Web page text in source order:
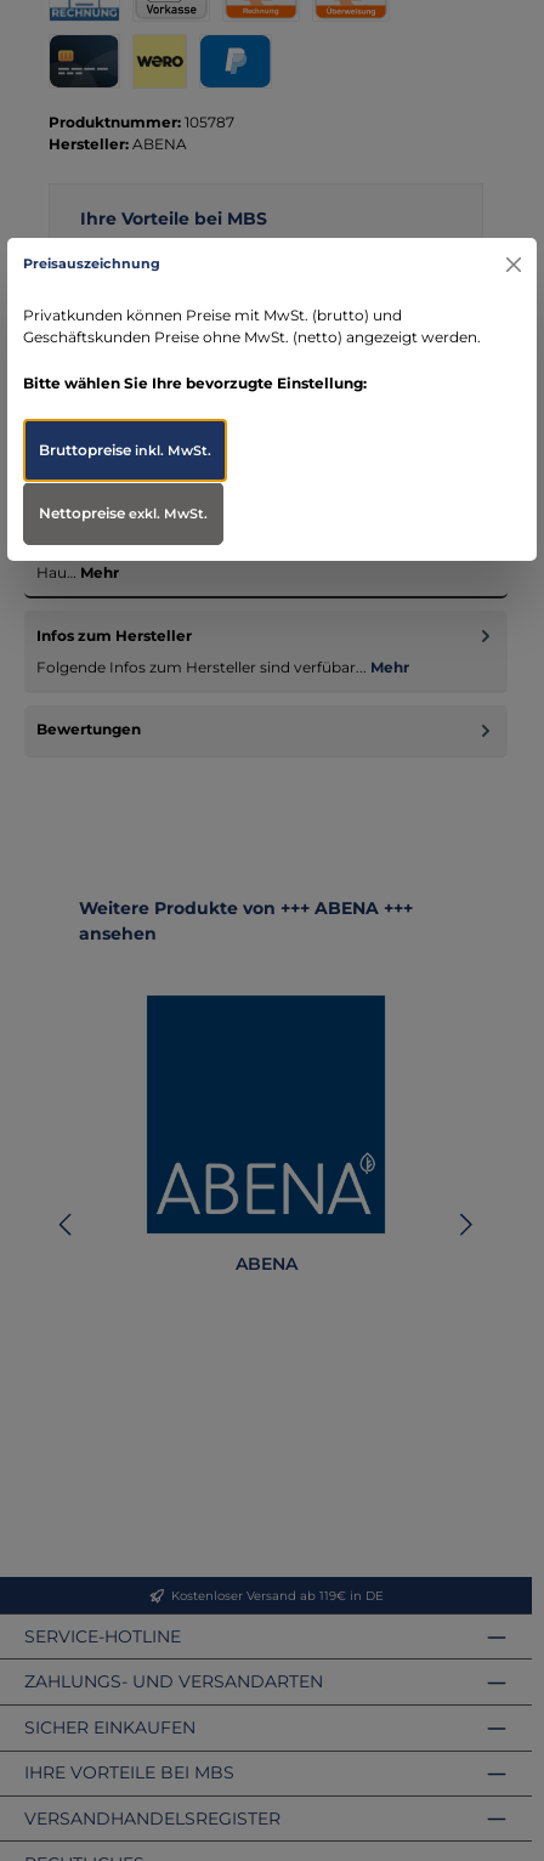
Produktnummer: 105787
Hersteller: ABENA
Ihre Vorteile bei MBS
Kostenloser Versand ab € 119,- Bestellwert (nur
seit über 15 Jahren kompetenter Partner im
x 10 cm 4-lagig70% Viscose, 30% PolyesterZum Abwischen der
Hau… Mehr
Infos zum Hersteller
Folgende Infos zum Hersteller sind verfübar... Mehr
Bewertungen
Produktgalerie überspringen
Weitere Produkte von +++ ABENA +++
ansehen
ABENA
Kostenloser Versand ab 119€ in DE
SERVICE-HOTLINE
ZAHLUNGS- UND VERSANDARTEN
VERSANDHANDELSREGISTER
SICHER EINKAUFEN
IHRE VORTEILE BEI MBS
Preisauszeichnung
Privatkunden können Preise mit MwSt. (brutto) und
Geschäftskunden Preise ohne MwSt. (netto) angezeigt werden.
Bitte wählen Sie Ihre bevorzugte Einstellung:
Bruttopreiseinkl. MwSt.
Nettopreiseexkl. MwSt.